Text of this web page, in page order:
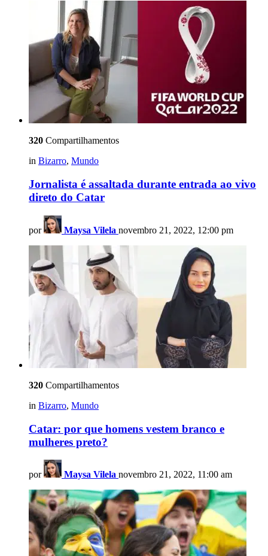
320 Compartilhamentos
in Bizarro, Mundo
Jornalista é assaltada durante entrada ao vivo
direto do Catar
por Maysa Vilela novembro 21, 2022, 12:00 pm
320 Compartilhamentos
in Bizarro, Mundo
Catar: por que homens vestem branco e
mulheres preto?
por Maysa Vilela novembro 21, 2022, 11:00 am